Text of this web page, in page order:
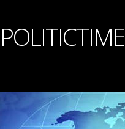
POLITICTIME